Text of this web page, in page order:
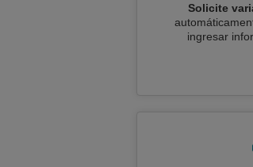
Solicite
ingresar